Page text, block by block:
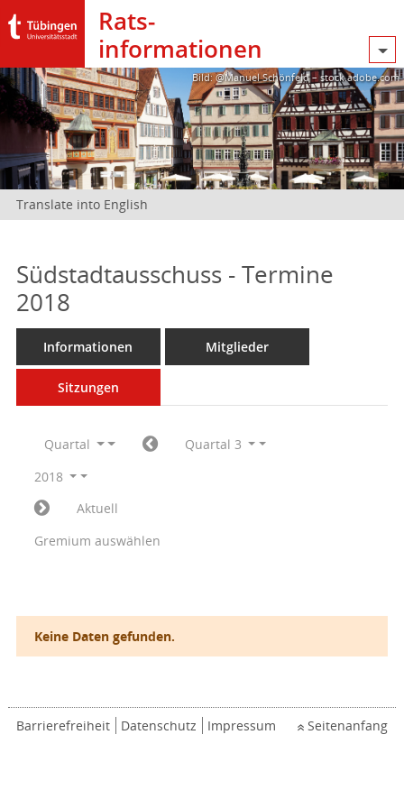
Rats­
informationen
Bild: @Manuel Schönfeld – stock.adobe.com
Translate into English
Südstadtausschuss - Termine
2018
Informationen Mitglieder
Sitzungen
Quartal
Quartal 3
2018
Aktuell
Gremium auswählen
Keine Daten gefunden.
Barrierefreiheit Datenschutz Impressum Seitenanfang